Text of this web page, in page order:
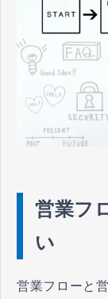
営業フ
い
営業フローと